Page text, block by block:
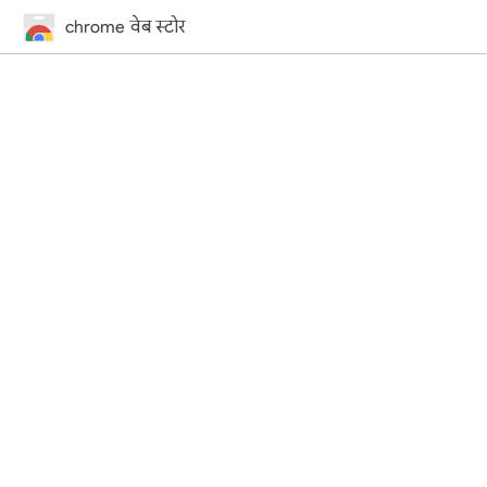
chrome वेब स्टोर